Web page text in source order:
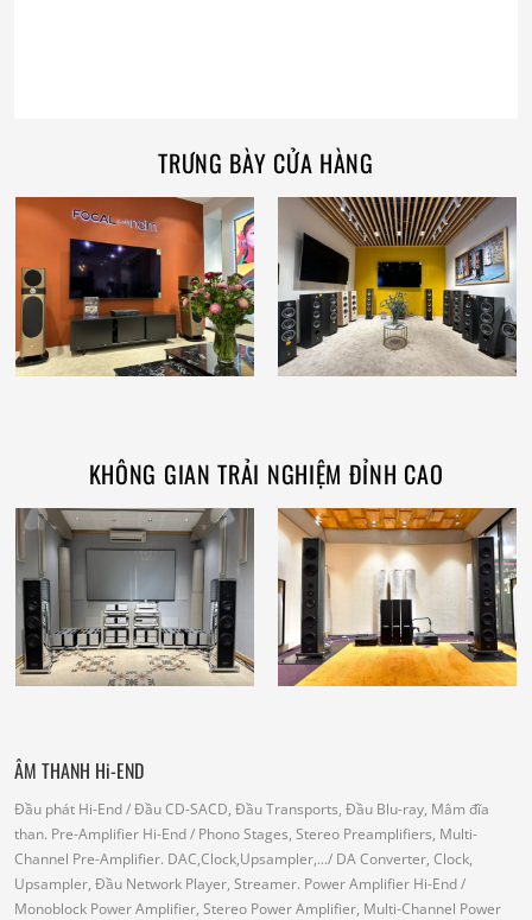
TRƯNG BÀY CỬA HÀNG
KHÔNG GIAN TRẢI NGHIỆM ĐỈNH CAO
ÂM THANH Hi-END
Đầu phát Hi-End/ Đầu CD-SACD, Đầu Transports, Đầu Blu-ray, Mâm đĩa
than. Pre-Amplifier Hi-End/ Phono Stages, Stereo Preamplifiers, Multi-
Channel Pre-Amplifier. DAC,Clock,Upsampler,.../ DA Converter, Clock,
Upsampler, Đầu Network Player, Streamer. Power Amplifier Hi-End/
Monoblock Power Amplifier, Stereo Power Amplifier, Multi-Channel Power